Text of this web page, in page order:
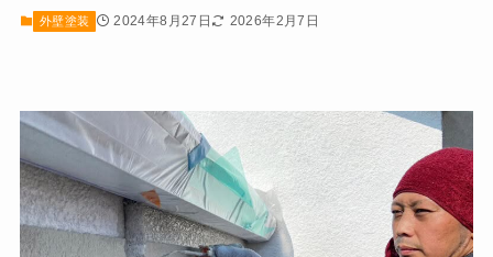
外壁塗装 2024年8月27日 2026年2月7日